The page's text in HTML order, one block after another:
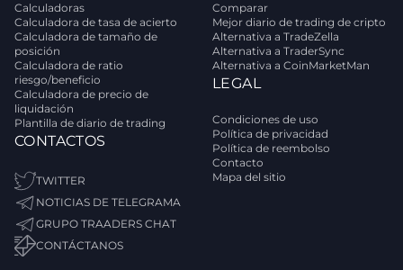
Calculadoras
Calculadora de tasa de acierto
Calculadora de tamaño de
posición
Calculadora de ratio
riesgo/beneficio
Calculadora de precio de
liquidación
Plantilla de diario de trading
CONTACTOS
TWITTER
NOTICIAS DE TELEGRAMA
GRUPO TRAADERS CHAT
CONTÁCTANOS
Comparar
Mejor diario de trading de cripto
Alternativa a TradeZella
Alternativa a TraderSync
Alternativa a CoinMarketMan
LEGAL
Condiciones de uso
Política de privacidad
Política de reembolso
Contacto
Mapa del sitio